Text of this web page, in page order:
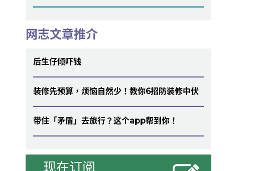
网志文章推介
后生仔倾吓钱
装修先预算，烦恼自然少！教你6招防装修中伏
带住「矛盾」去旅行？这个app帮到你！
现在订阅